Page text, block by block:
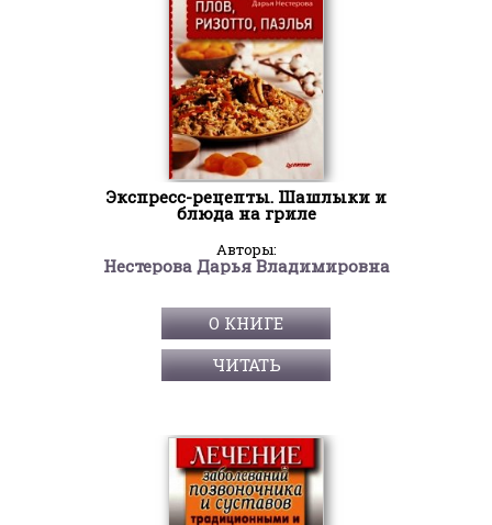
Экспресс-рецепты. Шашлыки и
блюда на гриле
Авторы:
Нестерова Дарья Владимировна
О КНИГЕ
ЧИТАТЬ